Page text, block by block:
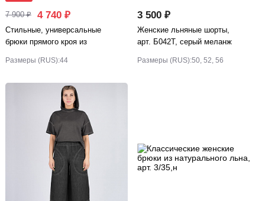
7 900 ₽ 4 740 ₽
Стильные, универсальные
брюки прямого кроя из
Размеры (RUS):44
3 500 ₽
Женские льняные шорты,
арт. Б042Т, серый меланж
Размеры (RUS):50, 52, 56